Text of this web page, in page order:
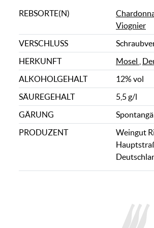
REBSORTE(N)
Viognier
VERSCHLUSS
HERKUNFT
Mosel
ALKOHOLGEHALT
12% vol
SÄUREGEHALT
5,5 g/l
GÄRUNG
PRODUZENT
Weingut